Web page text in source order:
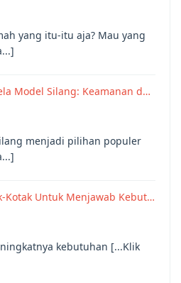
yang itu-itu aja? Mau yang
Model Silang: Keamanan d…
menjadi pilihan populer
Kotak Untuk Menjawab Kebut…
kebutuhan [...Klik